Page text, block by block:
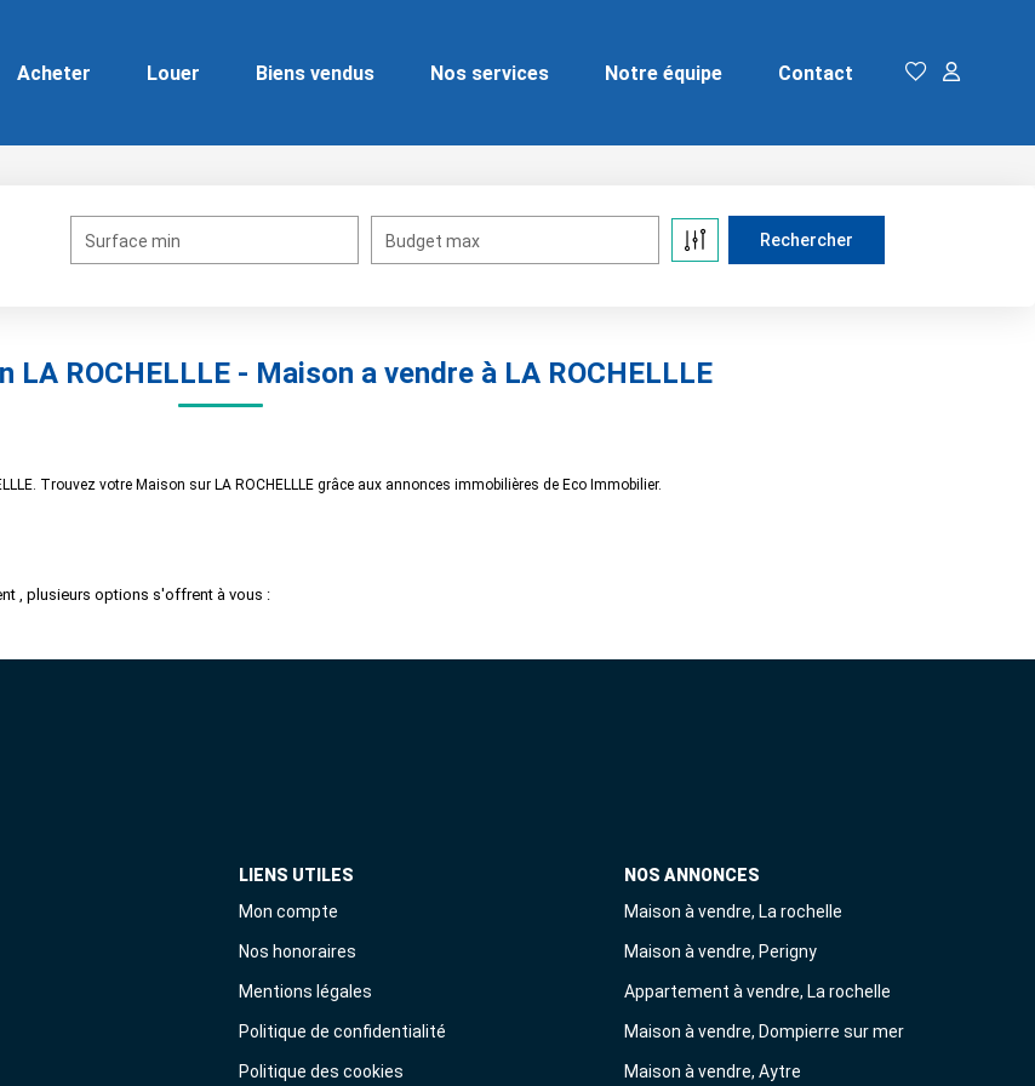
Acheter Louer Biens vendus Nos services Notre équipe Contact
Surface min Budget max
ROCHELLLE - Maison a vendre à LA ROCHELLLE
Trouvez votre Maison sur LA ROCHELLLE grâce aux annonces immobilières de Eco Immobilier.
, plusieurs options s'offrent à vous :
LIENS UTILES
Mon compte
Nos honoraires
Mentions légales
Politique de confidentialité
Politique des cookies
NOS ANNONCES
Maison à vendre, La rochelle
Maison à vendre, Perigny
Appartement à vendre, La rochelle
Maison à vendre, Dompierre sur mer
Maison à vendre, Aytre